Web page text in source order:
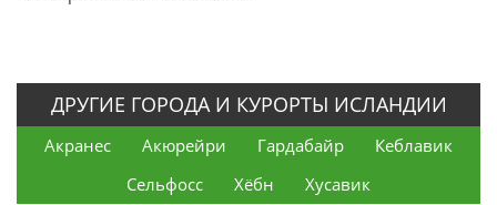
ДРУГИЕ ГОРОДА И КУРОРТЫ ИСЛАНДИИ
Акранес Акюрейри Гардабайр
Кеблавик
Сельфосс
Хёбн Хусавик